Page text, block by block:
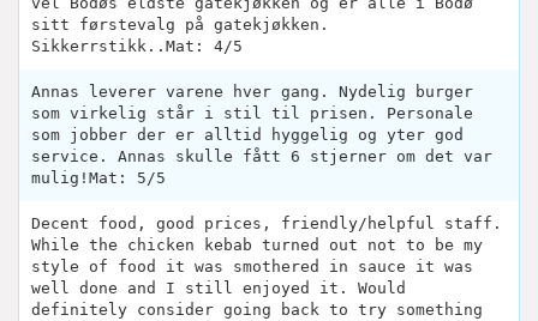
sitt førstevalg på gatekjøkken.
Sikkerrstikk..Mat: 4/5
Annas leverer varene hver gang. Nydelig burger
som virkelig står i stil til prisen. Personale
som jobber der er alltid hyggelig og yter god
service. Annas skulle fått 6 stjerner om det var
mulig!Mat: 5/5
Decent food, good prices, friendly/helpful staff.
While the chicken kebab turned out not to be my
style of food it was smothered in sauce it was
well done and I still enjoyed it. Would
definitely consider going back to try something